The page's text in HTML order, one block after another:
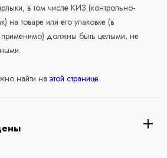
в том числе КИЗ (контрольно-
на товаре или его упаковке (в
применимо) должны быть целыми, не
найти на этой странице.